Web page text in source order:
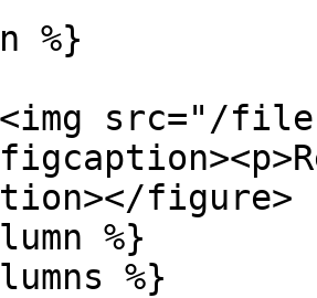
%}
src="/files/
figure>
%}
%}